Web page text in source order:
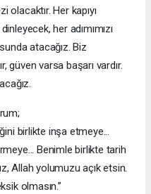
olacaktır. Her kapıyı
her adımımızı
atacağız. Biz
güven varsa başarı vardır.
birlikte inşa etmeye...
Benimle birlikte tarih
Allah yolumuzu açık etsin.
olmasın.”